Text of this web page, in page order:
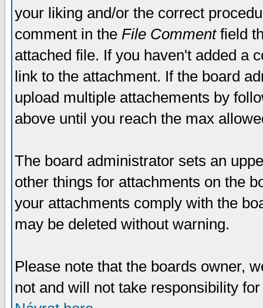
your liking and/or the correct
comment in the File Commentfield
attached file. If you haven't added a
link to the attachment. If the board
upload multiple attachements by
above until you reach the max
The board administrator sets an
other things for attachments on the
your attachments comply with the
may be deleted without warning.
Please note that the boards owner,
not and will not take responsibility